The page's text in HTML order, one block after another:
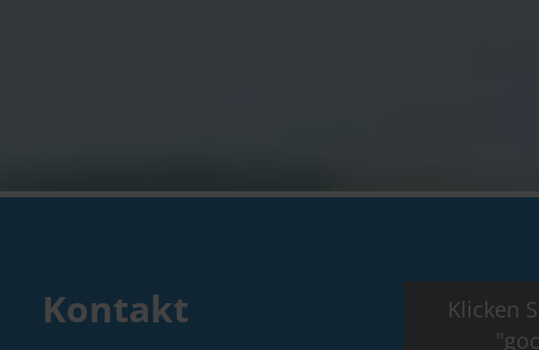
Kontakt
Klicken